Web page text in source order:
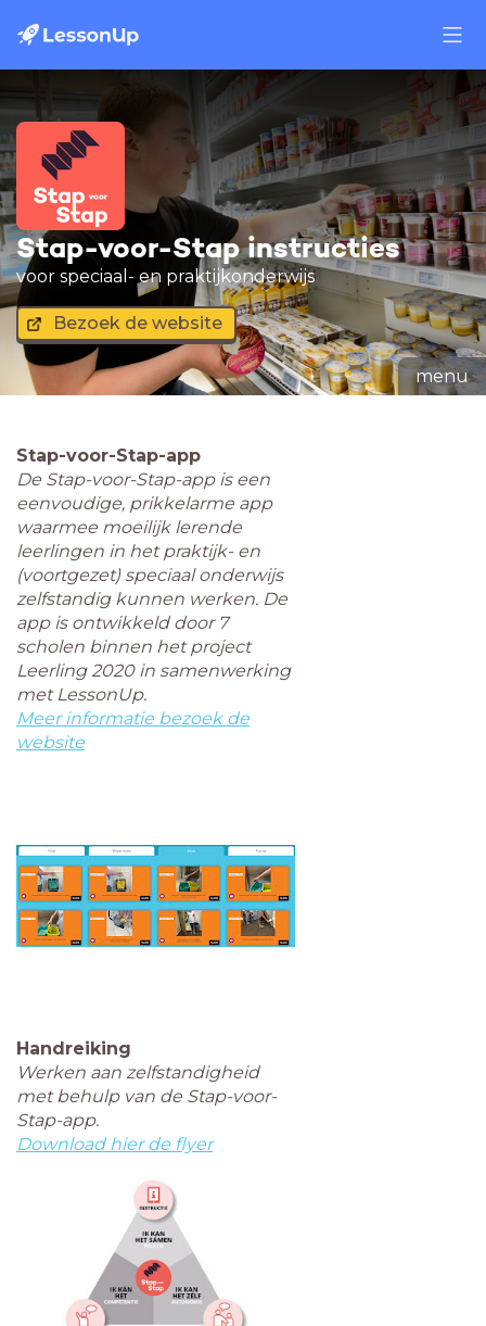
Stap-voor-Stap instructies
voor speciaal- en praktijkonderwijs
Bezoek de website
menu
Stap-voor-Stap-app
De Stap-voor-Stap-app is een
eenvoudige, prikkelarme app
waarmee moeilijk lerende
leerlingen in het praktijk- en
(voortgezet) speciaal onderwijs
zelfstandig kunnen werken. De
app is ontwikkeld door 7
scholen binnen het project
Leerling 2020 in samenwerking
met LessonUp.
Meer informatie bezoek de
website
Handreiking
Werken aan zelfstandigheid
met behulp van de Stap-voor-
Stap-app.
Download hier de flyer